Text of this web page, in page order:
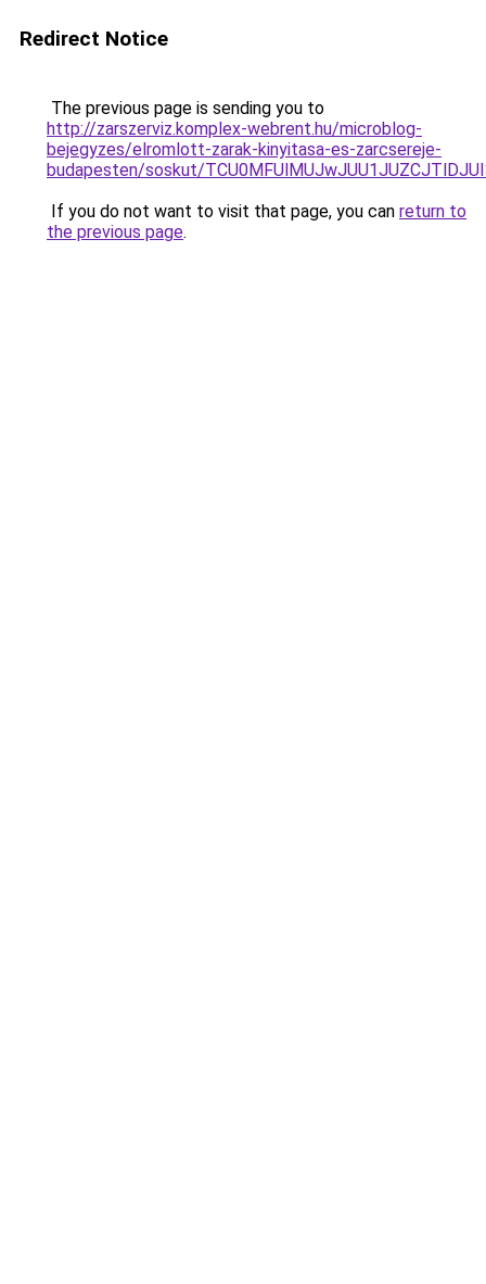
Redirect Notice
The previous page is sending you to
http://zarszerviz.komplex-webrent.hu/microblog-
bejegyzes/elromlott-zarak-kinyitasa-es-zarcsereje-
budapesten/soskut/
If you do not want to visit that page, you can return to
the previous page.